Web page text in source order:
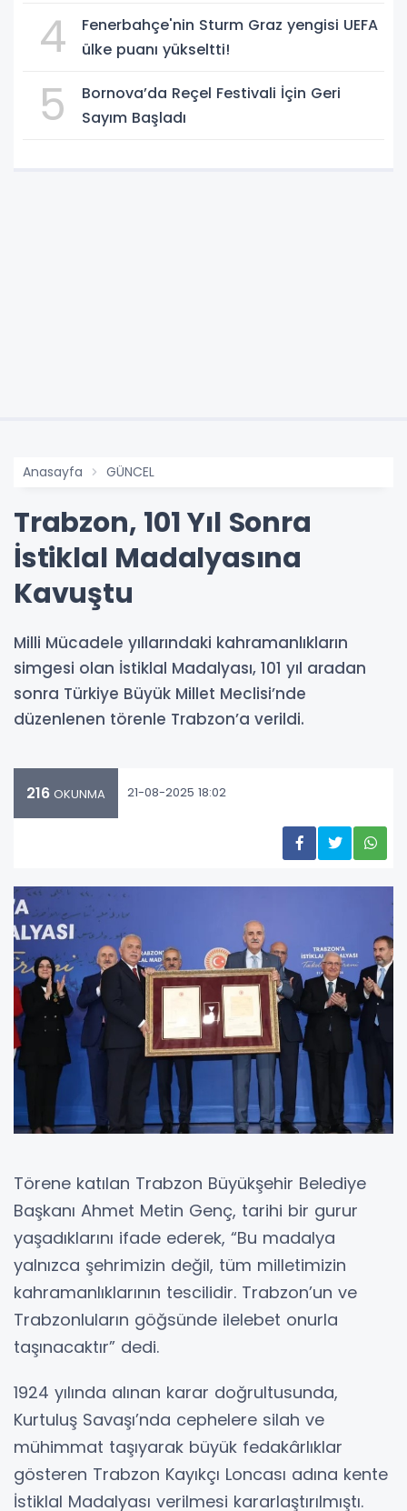
4
Fenerbahçe'nin Sturm Graz yengisi UEFA
ülke puanı yükseltti!
5
Bornova’da Reçel Festivali İçin Geri
Sayım Başladı
Anasayfa GÜNCEL
Trabzon, 101 Yıl Sonra
İstiklal Madalyasına
Kavuştu
Milli Mücadele yıllarındaki kahramanlıkların
simgesi olan İstiklal Madalyası, 101 yıl aradan
sonra Türkiye Büyük Millet Meclisi’nde
düzenlenen törenle Trabzon’a verildi.
216 OKUNMA 21-08-2025 18:02
Törene katılan Trabzon Büyükşehir Belediye
Başkanı Ahmet Metin Genç, tarihi bir gurur
yaşadıklarını ifade ederek, “Bu madalya
yalnızca şehrimizin değil, tüm milletimizin
kahramanlıklarının tescilidir. Trabzon’un ve
Trabzonluların göğsünde ilelebet onurla
taşınacaktır” dedi.
1924 yılında alınan karar doğrultusunda,
Kurtuluş Savaşı’nda cephelere silah ve
mühimmat taşıyarak büyük fedakârlıklar
gösteren Trabzon Kayıkçı Loncası adına kente
İstiklal Madalyası verilmesi kararlaştırılmıştı.